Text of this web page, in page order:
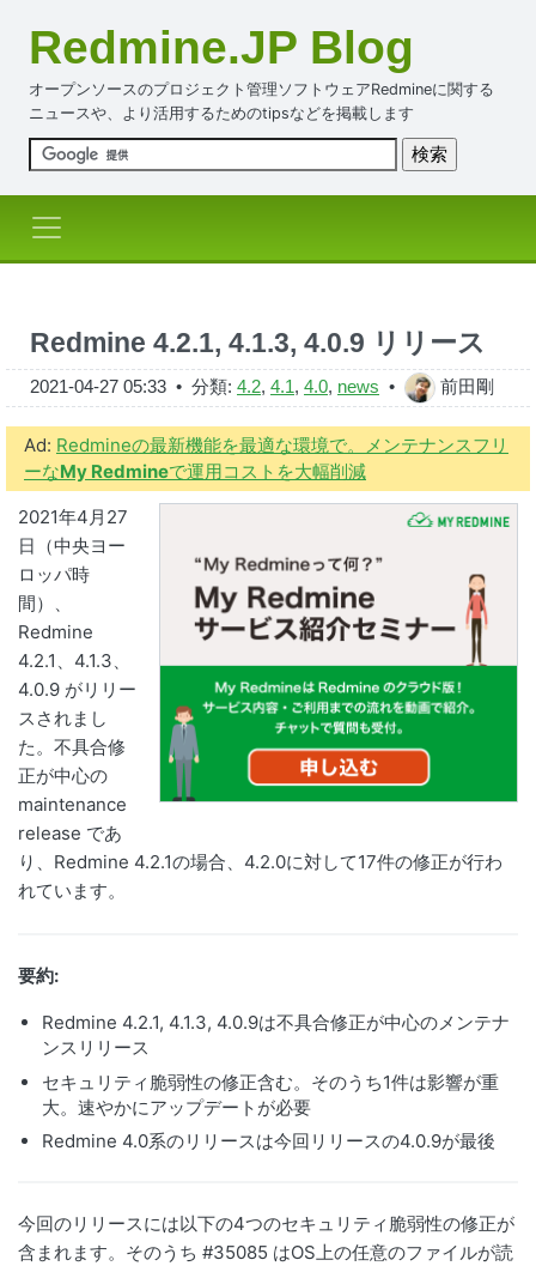
Redmine.JP Blog
オープンソースのプロジェクト管理ソフトウェアRedmineに関する
ニュースや、より活用するためのtipsなどを掲載します
Redmine 4.2.1, 4.1.3, 4.0.9 リリース
2021-04-27 05:33 • 分類: 4.2, 4.1, 4.0, news • 前田剛
Ad: Redmineの最新機能を最適な環境で。メンテナンスフリ
ーなMy Redmineで運用コストを大幅削減
2021年4月27
日（中央ヨー
ロッパ時
間）、
Redmine
4.2.1、4.1.3、
4.0.9 がリリー
スされまし
た。不具合修
正が中心の
maintenance
release であ
り、Redmine 4.2.1の場合、4.2.0に対して17件の修正が行わ
れています。
要約:
Redmine 4.2.1, 4.1.3, 4.0.9は不具合修正が中心のメンテナ
ンスリリース
セキュリティ脆弱性の修正含む。そのうち1件は影響が重
大。速やかにアップデートが必要
Redmine 4.0系のリリースは今回リリースの4.0.9が最後
今回のリリースには以下の4つのセキュリティ脆弱性の修正が
含まれます。そのうち #35085 はOS上の任意のファイルが読